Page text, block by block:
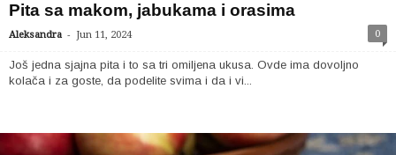
Pita sa makom, jabukama i orasima
Aleksandra - Jun 11, 2024 0
Još jedna sjajna pita i to sa tri omiljena ukusa. Ovde ima dovoljno
kolača i za goste, da podelite svima i da i vi...